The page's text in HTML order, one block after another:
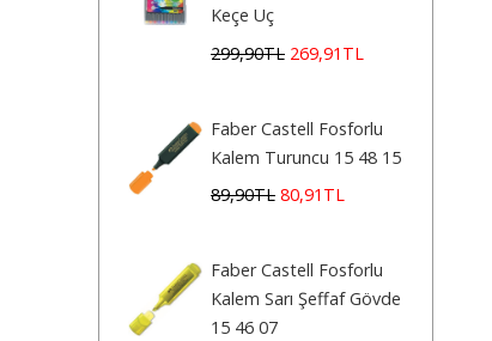
Keçe Uç
299,90TL 269,91 TL
Faber Castell Fosforlu
Kalem Turuncu 15 48 15
89,90TL 80,91 TL
Faber Castell Fosforlu
Kalem Sarı Şeffaf Gövde
15 46 07